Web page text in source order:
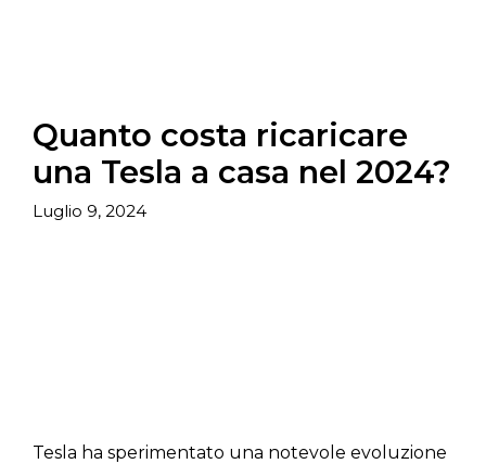
Quanto costa ricaricare
una Tesla a casa nel 2024?
Luglio 9, 2024
Tesla ha sperimentato una notevole evoluzione